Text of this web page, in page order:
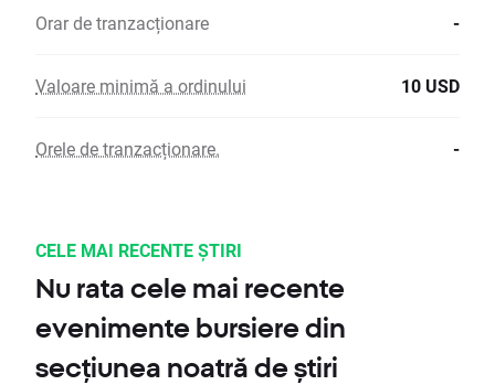
Orar de tranzacționare -
Valoare minimă a ordinului 10 USD
Orele de tranzacționare. -
CELE MAI RECENTE ȘTIRI
Nu rata cele mai recente
evenimente bursiere din
secțiunea noatră de știri